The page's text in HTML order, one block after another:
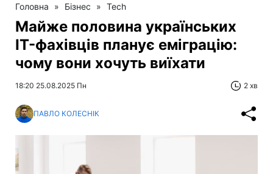
Головна » Бізнес » Tech
Майже половина українських
IT-фахівців планує еміграцію:
чому вони хочуть виїхати
18:20 25.08.2025 Пн 2 хв
ПАВЛО КОЛЕСНІК